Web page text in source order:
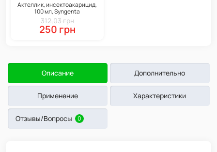
Актеллик, инсектоакарицид,
100 мл, Syngenta
250 грн
312,03 грн
Описание Дополнительно
Применение Характеристики
Отзывы/Вопросы 0